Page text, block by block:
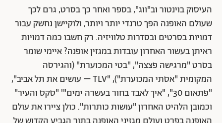
העיסוק בוינטור וב"ווג", בספר ואחר כך בסרט, גרם לכך
שעולם האופנה הפך טרנדי יותר ויותר, ולוקיישן נחשק עבור
דמויות בסרטים ובסדרות טלוויזיה. רק חשבו כמה דמויות
ראיתן בעשור האחרון עובדות במגזין אופנה? איימי שומר
בסרט "מרגישה פצצה", "בטי המכוערת" (והגירסה
המקומית "אסתי המכוערת"), "TLV – עושים את תל אביב",
"פתאום 30", "איך לאבד בחור בעשרה ימים"' "סקס והעיר"
וכמובן הלהיט האחרון "עושות כותרות". כולן ציירו את עולם